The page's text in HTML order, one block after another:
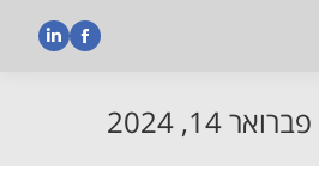
פברואר 14, 2024